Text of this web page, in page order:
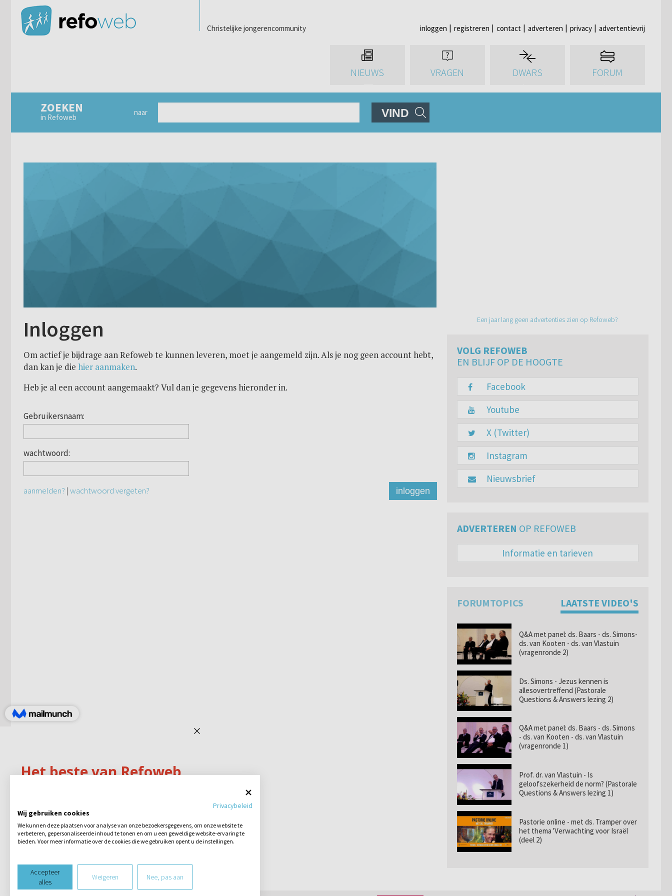
Christelijke jongerencommunity inloggen registreren contact adverteren privacy advertentievrij
NIEUWS VRAGEN DWARS FORUM
ZOEKEN
in Refoweb
naar VIND
Inloggen
Om actief je bijdrage aan Refoweb te kunnen leveren, moet je aangemeld zijn. Als je nog geen account hebt,
dan kan je die hier aanmaken.
Heb je al een account aangemaakt? Vul dan je gegevens hieronder in.
Gebruikersnaam:
wachtwoord:
aanmelden? | wachtwoord vergeten? inloggen
Een jaar lang geen advertenties zien op Refoweb?
VOLG REFOWEB
EN BLIJF OP DE HOOGTE
Facebook
Youtube
X (Twitter)
Instagram
Nieuwsbrief
ADVERTEREN OP REFOWEB
Informatie en tarieven
FORUMTOPICS LAATSTE VIDEO'S
Q&A met panel: ds. Baars - ds. Simons-
ds. van Kooten - ds. van Vlastuin
(vragenronde 2)
Ds. Simons - Jezus kennen is
allesovertreffend (Pastorale
Questions & Answers lezing 2)
Q&A met panel: ds. Baars - ds. Simons
- ds. van Kooten - ds. van Vlastuin
(vragenronde 1)
Prof. dr. van Vlastuin - Is
geloofszekerheid de norm? (Pastorale
Questions & Answers lezing 1)
Pastorie online - met ds. Tramper over
het thema 'Verwachting voor Israël
(deel 2)
Privacybeleid
Wij gebruiken cookies
We kunnen deze plaatsen voor analyse van onze bezoekersgegevens, om onze website te
verbeteren, gepersonaliseerde inhoud te tonen en om u een geweldige website-ervaring te
bieden. Voor meer informatie over de cookies die we gebruiken opent u de instellingen.
Accepteer
alles
Weigeren Nee, pas aan